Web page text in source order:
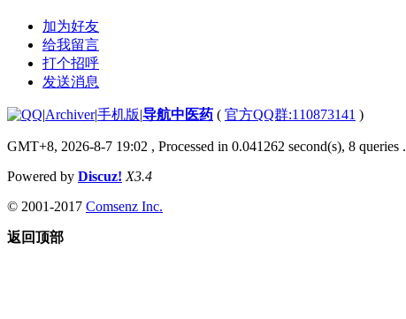
加为好友
给我留言
打个招呼
发送消息
|Archiver|手机版|导航中医药 ( 官方QQ群:110873141 )
GMT+8, 2026-8-7 19:02 , Processed in 0.041262 second(s), 8 queries .
Powered by Discuz! X3.4
© 2001-2017 Comsenz Inc.
返回顶部